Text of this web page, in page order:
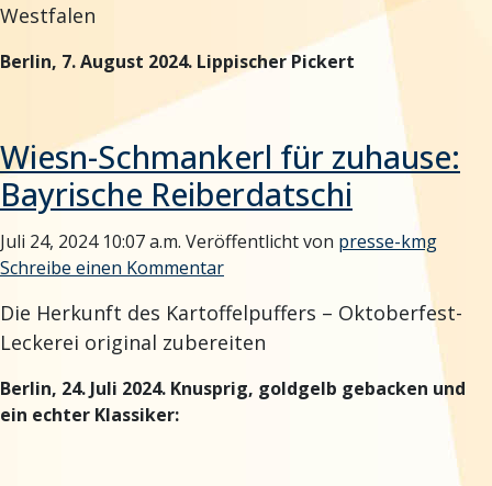
Westfalen
Berlin, 7. August 2024. Lippischer Pickert
Wiesn-Schmankerl für zuhause:
Bayrische Reiberdatschi
Juli 24, 2024 10:07 a.m. Veröffentlicht von presse-kmg
Schreibe einen Kommentar
Die Herkunft des Kartoffelpuffers – Oktoberfest-
Leckerei original zubereiten
Berlin, 24. Juli 2024. Knusprig, goldgelb gebacken und
ein echter Klassiker: